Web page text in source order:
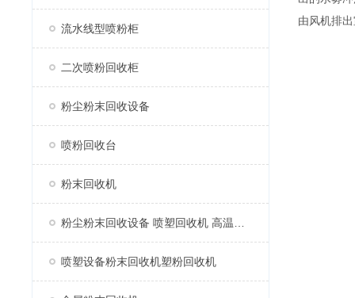
流水线型喷粉柜
二次喷粉回收柜
粉尘粉末回收设备
喷粉回收台
粉末回收机
喷塑设备粉末回收机塑粉回收机
由风机排